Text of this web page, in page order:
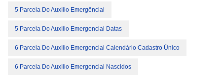
5 Parcela Do Auxílio Emergêncial
5 Parcela Do Auxílio Emergencial Datas
6 Parcela Do Auxílio Emergencial Calendário Cadastro Único
6 Parcela Do Auxílio Emergencial Nascidos